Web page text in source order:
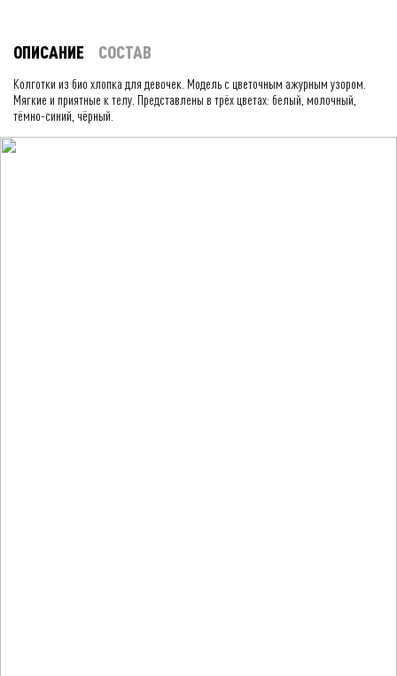
ОПИСАНИЕ СОСТАВ
Колготки из био хлопка для девочек. Модель с цветочным ажурным узором.
Мягкие и приятные к телу. Представлены в трёх цветах: белый, молочный,
тёмно-синий, чёрный.